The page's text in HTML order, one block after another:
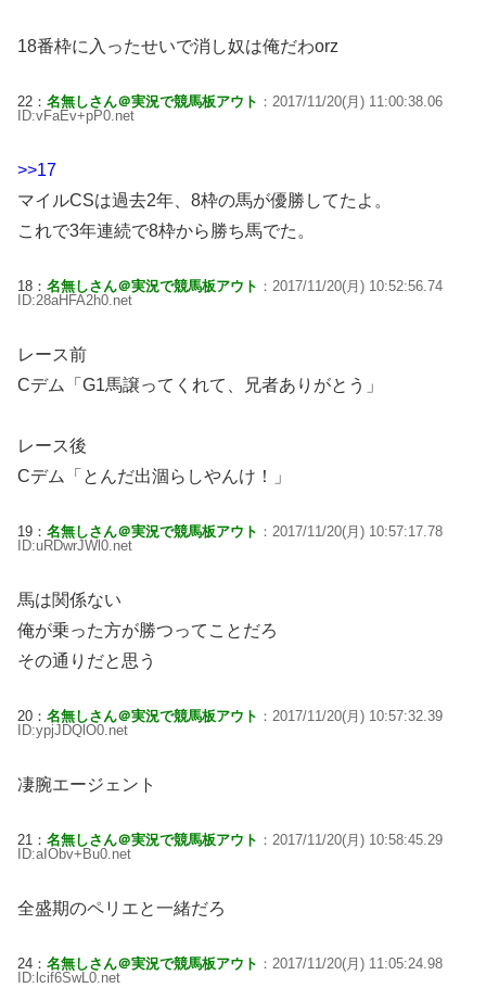
18番枠に入ったせいで消し奴は俺だわorz
22： 名無しさん＠実況で競馬板アウト ：2017/11/20(月) 11:00:38.06
ID:vFaEv+pP0.net
>>17
マイルCSは過去2年、8枠の馬が優勝してたよ。
これで3年連続で8枠から勝ち馬でた。
18： 名無しさん＠実況で競馬板アウト ：2017/11/20(月) 10:52:56.74
ID:28aHFA2h0.net
レース前
Cデム「G1馬譲ってくれて、兄者ありがとう」
レース後
Cデム「とんだ出涸らしやんけ！」
19： 名無しさん＠実況で競馬板アウト ：2017/11/20(月) 10:57:17.78
ID:uRDwrJWl0.net
馬は関係ない
俺が乗った方が勝つってことだろ
その通りだと思う
20： 名無しさん＠実況で競馬板アウト ：2017/11/20(月) 10:57:32.39
ID:ypjJDQlO0.net
凄腕エージェント
21： 名無しさん＠実況で競馬板アウト ：2017/11/20(月) 10:58:45.29
ID:aIObv+Bu0.net
全盛期のペリエと一緒だろ
24： 名無しさん＠実況で競馬板アウト ：2017/11/20(月) 11:05:24.98
ID:lcif6SwL0.net